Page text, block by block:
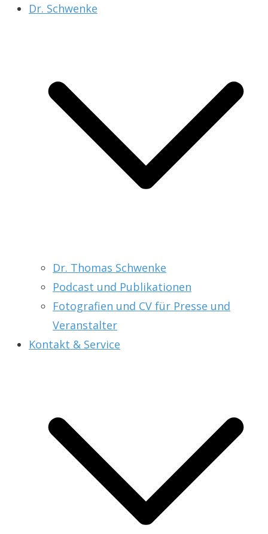
Dr. Schwenke
Dr. Thomas Schwenke
Podcast und Publikationen
Fotografien und CV für Presse und
Veranstalter
Kontakt & Service